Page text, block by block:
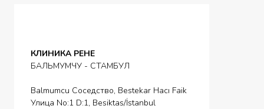
КЛИНИКА РЕНЕ
БАЛЬМУМЧУ - СТАМБУЛ
Balmumcu Соседство, Bestekar Hacı Faik
Улица No:1 D:1, Besiktas/İstanbul